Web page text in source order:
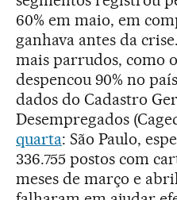
60% em maio, em
ganhava antes da
mais parrudos, como
despencou 90% no
dados do Cadastro
Desempregados
quarta: São Paulo,
336.755 postos com
meses de março e